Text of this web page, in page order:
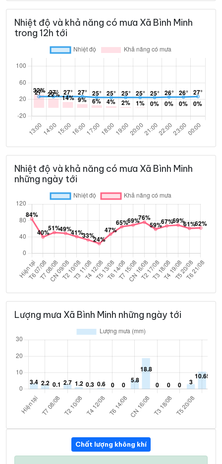
Nhiệt độ và khả năng có mưa Xã Bình Minh
trong 12h tới
Nhiệt độ và khả năng có mưa Xã Bình Minh
những ngày tới
Lượng mưa Xã Bình Minh những ngày tới
Chất lượng không khí